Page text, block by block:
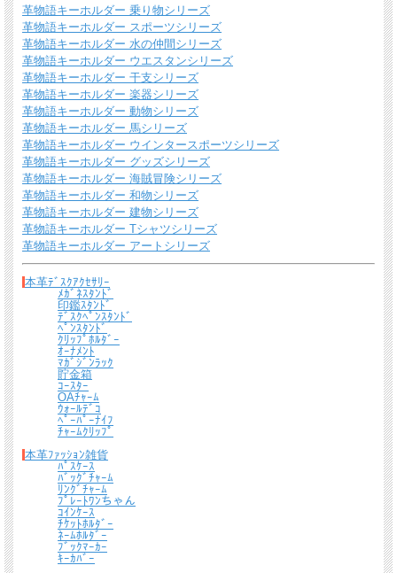
この商品は６色あります（色 ： 金茶・濃茶・赤・青・緑・黒）
その他のパスケース一覧(65種類×６色)はこちら
革物語キーホルダー 乗り物シリーズ
革物語キーホルダー スポーツシリーズ
革物語キーホルダー 水の仲間シリーズ
革物語キーホルダー ウエスタンシリーズ
革物語キーホルダー 干支シリーズ
革物語キーホルダー 楽器シリーズ
革物語キーホルダー 動物シリーズ
革物語キーホルダー 馬シリーズ
革物語キーホルダー ウインタースポーツシリーズ
革物語キーホルダー グッズシリーズ
革物語キーホルダー 海賊冒険シリーズ
革物語キーホルダー 和物シリーズ
革物語キーホルダー 建物シリーズ
革物語キーホルダー Tシャツシリーズ
革物語キーホルダー アートシリーズ
本革ﾃﾞｽｸｱｸｾｻﾘｰ
ﾒｶﾞﾈｽﾀﾝﾄﾞ
印鑑ｽﾀﾝﾄﾞ
ﾃﾞｽｸﾍﾟﾝｽﾀﾝﾄﾞ
ﾍﾟﾝｽﾀﾝﾄﾞ
ｸﾘｯﾌﾟﾎﾙﾀﾞｰ
ｵｰﾅﾒﾝﾄ
ﾏｶﾞｼﾞﾝﾗｯｸ
貯金箱
ｺｰｽﾀｰ
OAﾁｬｰﾑ
ｳｫｰﾙﾃﾞｺ
ﾍﾟｰﾊﾟｰﾅｲﾌ
ﾁｬｰﾑｸﾘｯﾌﾟ
本革ﾌｧｯｼｮﾝ雑貨
ﾊﾟｽｹｰｽ
ﾊﾞｯｸﾞﾁｬｰﾑ
ﾘﾝｸﾞﾁｬｰﾑ
ﾌﾟﾚｰﾄﾜﾝちゃん
ｺｲﾝｹｰｽ
ﾁｹｯﾄﾎﾙﾀﾞｰ
ﾈｰﾑﾎﾙﾀﾞｰ
ﾌﾞｯｸﾏｰｶｰ
ｷｰｶﾊﾞｰ